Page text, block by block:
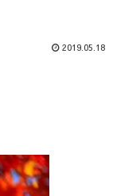
2019.05.18